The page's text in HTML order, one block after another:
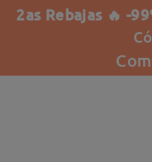
2as Rebajas 🔥 -